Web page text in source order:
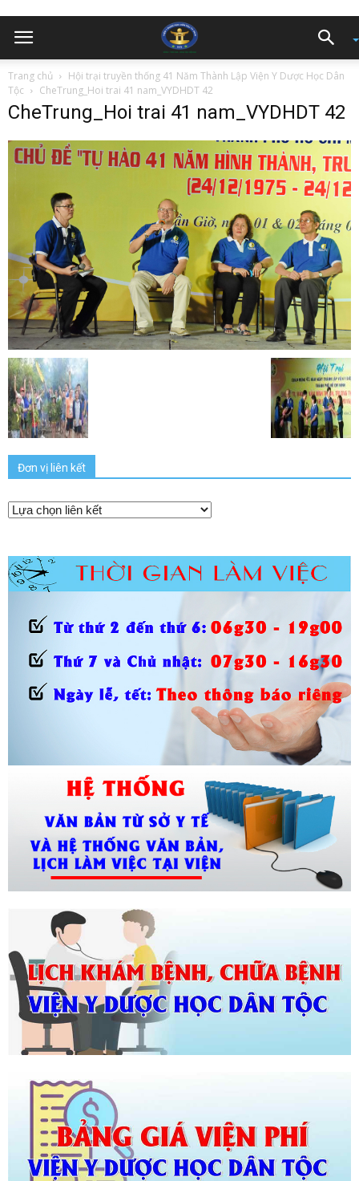
Trang chủ
Hội trại truyền thống 41 Năm Thành Lập Viện Y Dược Học Dân
Tộc
CheTrung_Hoi trai 41 nam_VYDHDT 42
CheTrung_Hoi trai 41 nam_VYDHDT 42
Đơn vị liên kết